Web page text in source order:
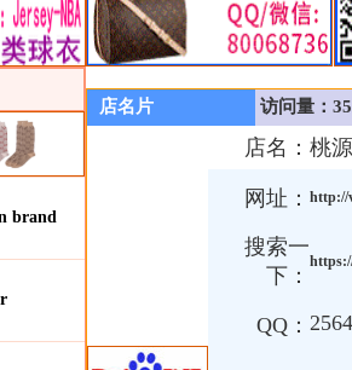
brand
店名片 访问量：
店名： 桃
网址： http://
搜索一
下：
QQ：